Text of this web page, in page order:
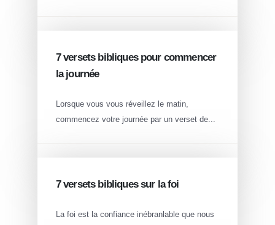
7 versets bibliques pour commencer
la journée
Lorsque vous vous réveillez le matin,
commencez votre journée par un verset de...
7 versets bibliques sur la foi
La foi est la confiance inébranlable que nous